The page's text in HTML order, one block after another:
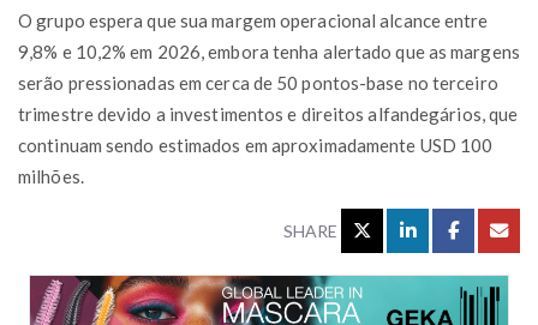
O grupo espera que sua margem operacional alcance entre
9,8% e 10,2% em 2026, embora tenha alertado que as margens
serão pressionadas em cerca de 50 pontos-base no terceiro
trimestre devido a investimentos e direitos alfandegários, que
continuam sendo estimados em aproximadamente USD 100
milhões.
SHARE